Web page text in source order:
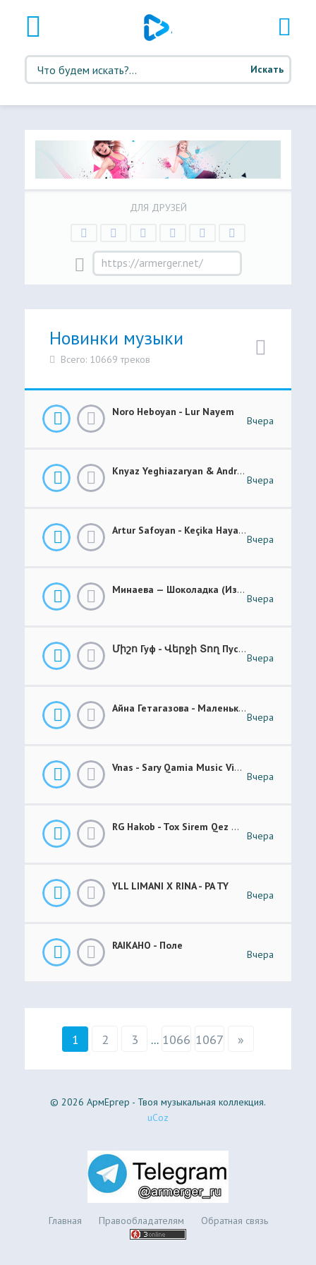
Искать
ДЛЯ ДРУЗЕЙ
Новинки музыки
Всего: 10669 треков
Noro Heboyan - Lur Nayem
Вчера
Knyaz Yeghiazaryan & Andranik Sirakanyan - Arevi Pes New 2026
Вчера
Artur Safoyan - Keçika Hayastanê
Вчера
Минаева — Шоколадка (Из Шоу Соль.Легенда)
Вчера
Միշո Гуф - Վերջի Տող Пусто _ Prod. NAYOGE
Вчера
Айна Гетагазова - Маленькая Ладонь
Вчера
Vnas - Sary Qamia Music Video Վնաս - Սառը Քամիա
Вчера
RG Hakob - Tox Sirem Qez Թող Սիրեմ Քեզ
Вчера
YLL LIMANI X RINA - PA TY
Вчера
RAIKAHO - Поле
Вчера
1 2 3 ... 1066 1067 »
© 2026 АрмЕргер - Твоя музыкальная коллекция.
uCoz
Главная Правообладателям Обратная связь